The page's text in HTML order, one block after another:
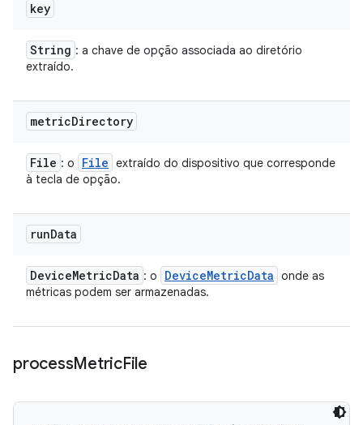
key
String : a chave de opção associada ao diretório
extraído.
metricDirectory
File : o File extraído do dispositivo que corresponde
à tecla de opção.
runData
DeviceMetricData : o DeviceMetricData onde as
métricas podem ser armazenadas.
processMetricFile